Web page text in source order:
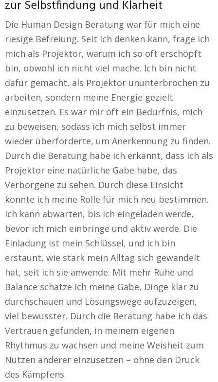
zur Selbstfindung und Klarheit
Die Human Design Beratung war für mich eine
riesige Befreiung. Seit ich denken kann, frage ich
mich als Projektor, warum ich so oft erschöpft
bin, obwohl ich nicht viel mache. Ich bin nicht
dafür gemacht, als Projektor ununterbrochen zu
arbeiten, sondern meine Energie gezielt
einzusetzen. Es war mir oft ein Bedürfnis, mich
zu beweisen, sodass ich mich selbst immer
wieder überforderte, um Anerkennung zu finden.
Durch die Beratung habe ich erkannt, dass ich als
Projektor eine natürliche Gabe habe, das
Verborgene zu sehen. Durch diese Einsicht
konnte ich meine Rolle für mich neu bestimmen.
Ich kann abwarten, bis ich eingeladen werde,
bevor ich mich einbringe und aktiv werde. Die
Einladung ist mein Schlüssel, und ich bin
erstaunt, wie stark mein Alltag sich gewandelt
hat, seit ich sie anwende. Mit mehr Ruhe und
Balance schätze ich meine Gabe, Dinge klar zu
durchschauen und Lösungswege aufzuzeigen,
viel bewusster. Durch die Beratung habe ich das
Vertrauen gefunden, in meinem eigenen
Rhythmus zu wachsen und meine Weisheit zum
Nutzen anderer einzusetzen – ohne den Druck
des Kämpfens.